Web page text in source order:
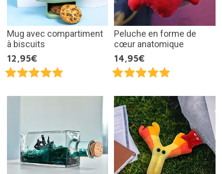
Mug avec compartiment
à biscuits
12,95€
Peluche en forme de
cœur anatomique
14,95€